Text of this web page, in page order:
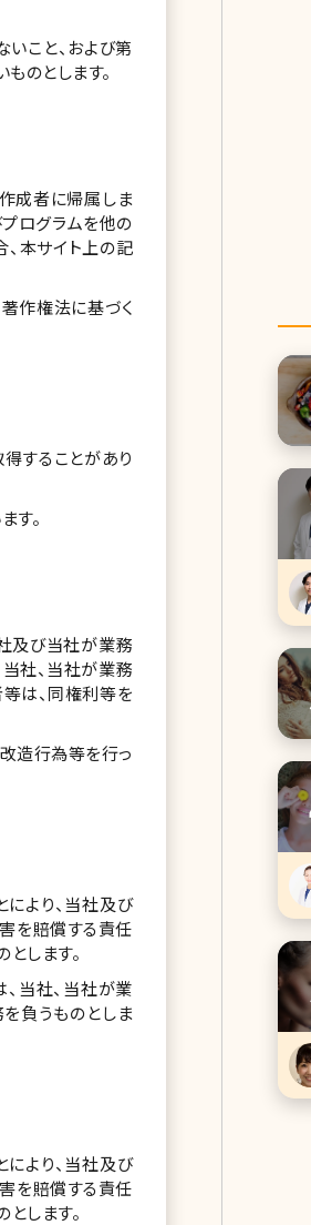
こと、および第
のとします。
成者に帰属しま
ログラムを他の
、本サイト上の記
作権法に基づく
することがあり
す。
及び当社が業務
社、当社が業務
は、同権利等を
造行為等を行っ
より、当社及び
を賠償する責任
します。
当社、当社が業
負うものとしま
より、当社及び
を賠償する責任
します。